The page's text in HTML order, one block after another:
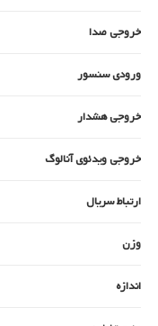
خروجی صدا
ورودی سنسور
خروجی هشدار
خروجی ویدئوی آنالوگ
ارتباط سریال
وزن
اندازه